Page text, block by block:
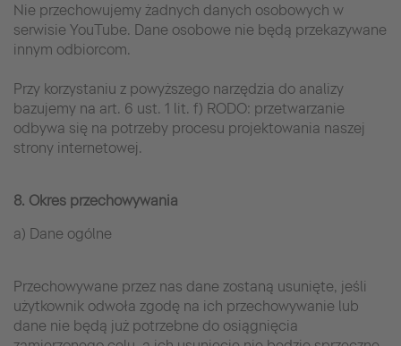
Nie przechowujemy żadnych danych osobowych w
serwisie YouTube. Dane osobowe nie będą przekazywane
innym odbiorcom.
Przy korzystaniu z powyższego narzędzia do analizy
bazujemy na art. 6 ust. 1 lit. f) RODO: przetwarzanie
odbywa się na potrzeby procesu projektowania naszej
strony internetowej.
8. Okres przechowywania
a) Dane ogólne
Przechowywane przez nas dane zostaną usunięte, jeśli
użytkownik odwoła zgodę na ich przechowywanie lub
dane nie będą już potrzebne do osiągnięcia